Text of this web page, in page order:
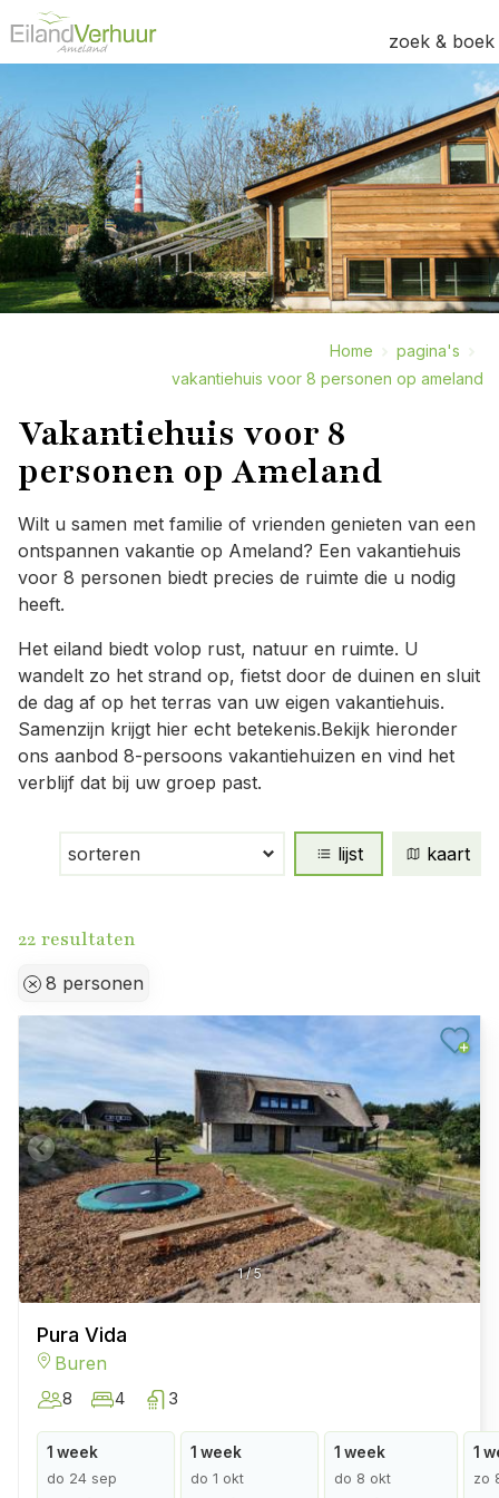
zoek & boek
Home
pagina's
vakantiehuis voor 8 personen op ameland
Vakantiehuis voor 8
personen op Ameland
Wilt u samen met familie of vrienden genieten van een
ontspannen vakantie op Ameland? Een vakantiehuis
voor 8 personen biedt precies de ruimte die u nodig
heeft.
Het eiland biedt volop rust, natuur en ruimte. U
wandelt zo het strand op, fietst door de duinen en sluit
de dag af op het terras van uw eigen vakantiehuis.
Samenzijn krijgt hier echt betekenis.Bekijk hieronder
ons aanbod 8-persoons vakantiehuizen en vind het
verblijf dat bij uw groep past.
resultaten
lijst kaart
8 personen
1/5
Pura Vida
Buren
8 4 3
1 week
do 24 sep
1 week
do 1 okt
1 week
do 8 okt
1
zo